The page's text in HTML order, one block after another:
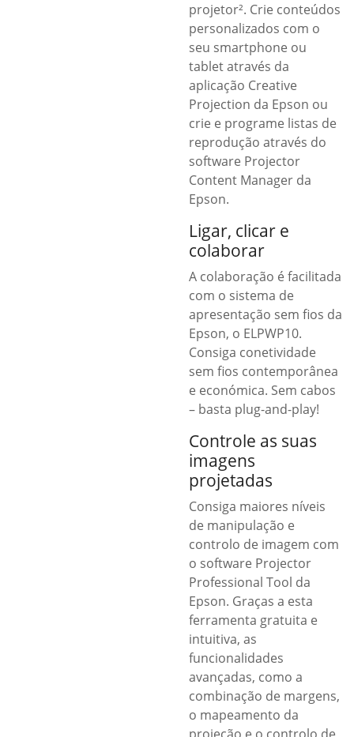
projetor². Crie conteúdos
personalizados com o
seu smartphone ou
tablet através da
aplicação Creative
Projection da Epson ou
crie e programe listas de
reprodução através do
software Projector
Content Manager da
Epson.
Ligar, clicar e
colaborar
A colaboração é facilitada
com o sistema de
apresentação sem fios da
Epson, o ELPWP10.
Consiga conetividade
sem fios contemporânea
e económica. Sem cabos
– basta plug-and-play!
Controle as suas
imagens
projetadas
Consiga maiores níveis
de manipulação e
controlo de imagem com
o software Projector
Professional Tool da
Epson. Graças a esta
ferramenta gratuita e
intuitiva, as
funcionalidades
avançadas, como a
combinação de margens,
o mapeamento da